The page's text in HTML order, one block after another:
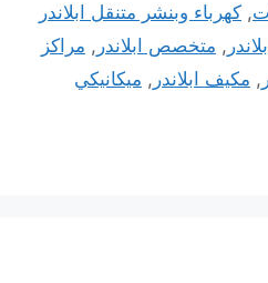
, كهرباء وبنشر متنقل ابلاندر
, متخصص ابلاندر , مراكز
, مكيف ابلاندر , ميكانيكي